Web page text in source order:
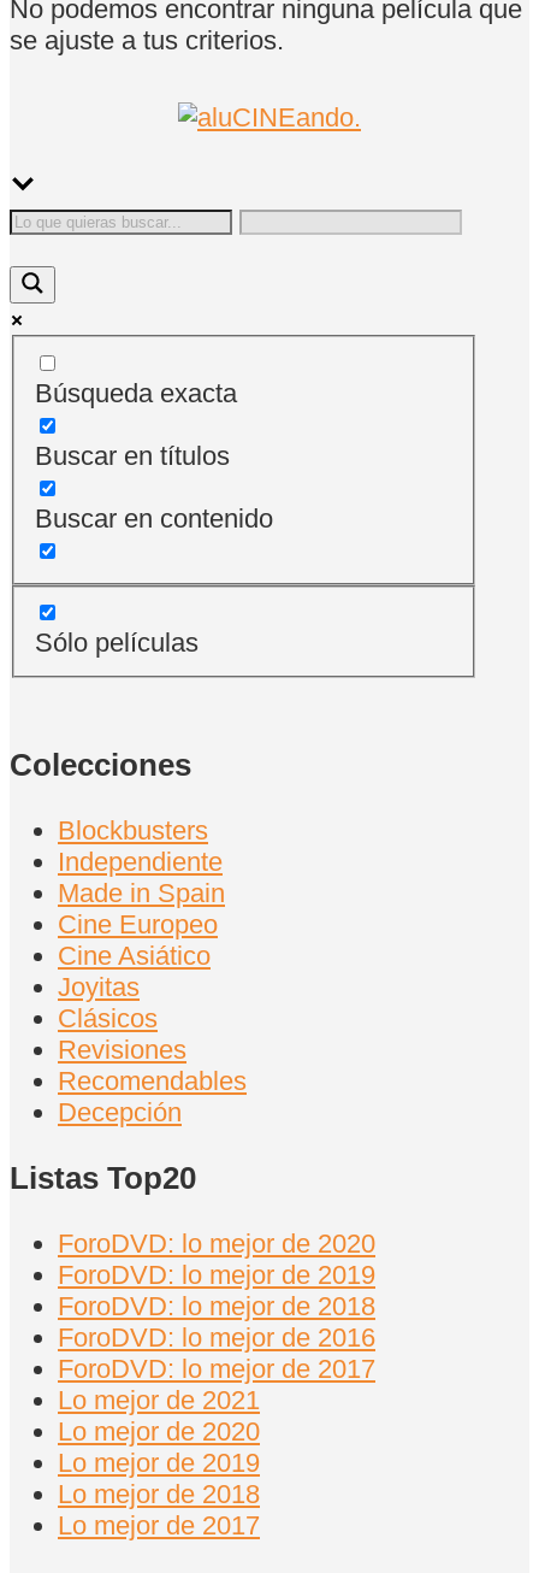
No podemos encontrar ninguna película que
se ajuste a tus criterios.
Búsqueda exacta
Buscar en títulos
Buscar en contenido
Sólo películas
Colecciones
Blockbusters
Independiente
Made in Spain
Cine Europeo
Cine Asiático
Joyitas
Clásicos
Revisiones
Recomendables
Decepción
Listas Top20
ForoDVD: lo mejor de 2020
ForoDVD: lo mejor de 2019
ForoDVD: lo mejor de 2018
ForoDVD: lo mejor de 2016
ForoDVD: lo mejor de 2017
Lo mejor de 2021
Lo mejor de 2020
Lo mejor de 2019
Lo mejor de 2018
Lo mejor de 2017